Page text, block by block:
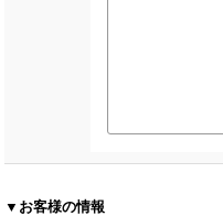
▼お客様の情報